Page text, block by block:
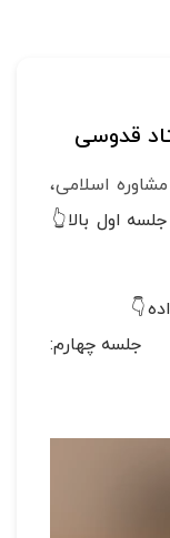
قدوسی
از 50 ویدئوی مشاوره اسلامی،
جلسه اول بالا👆
جلسه چهارم: